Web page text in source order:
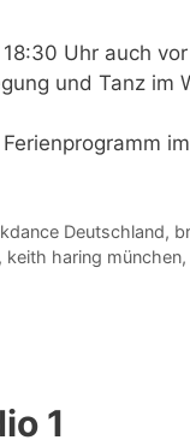
Uhr auch
und Tanz im
im
Deutschland,
, keith haring münchen,
1